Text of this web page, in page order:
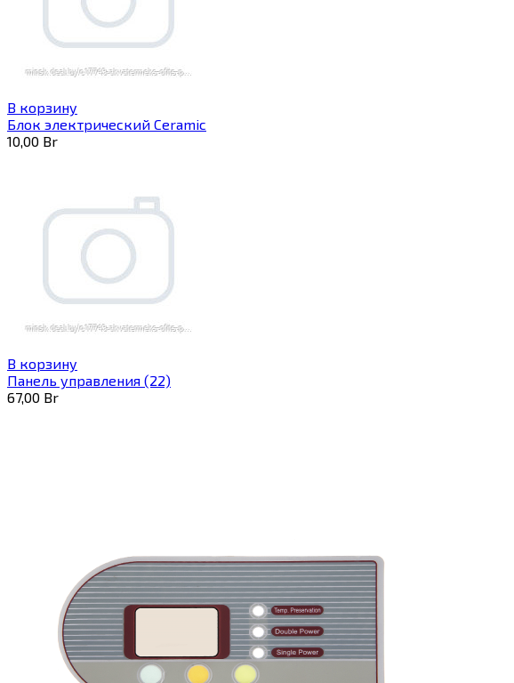
В корзину
Блок электрический Ceramic
10,00 Br
В корзину
Панель управления (22)
67,00 Br